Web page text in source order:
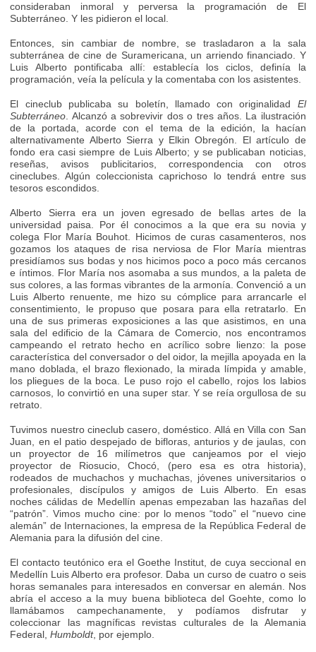
consideraban inmoral y perversa la programación de El
Subterráneo. Y les pidieron el local.
Entonces, sin cambiar de nombre, se trasladaron a la sala
subterránea de cine de Suramericana, un arriendo financiado. Y
Luis Alberto pontificaba allí: establecía los ciclos, definía la
programación, veía la película y la comentaba con los asistentes.
El cineclub publicaba su boletín, llamado con originalidad El
Subterráneo . Alcanzó a sobrevivir dos o tres años. La ilustración
de la portada, acorde con el tema de la edición, la hacían
alternativamente Alberto Sierra y Elkin Obregón. El artículo de
fondo era casi siempre de Luis Alberto; y se publicaban noticias,
reseñas, avisos publicitarios, correspondencia con otros
cineclubes. Algún coleccionista caprichoso lo tendrá entre sus
tesoros escondidos.
Alberto Sierra era un joven egresado de bellas artes de la
universidad paisa. Por él conocimos a la que era su novia y
colega Flor María Bouhot. Hicimos de curas casamenteros, nos
gozamos los ataques de risa nerviosa de Flor María mientras
presidíamos sus bodas y nos hicimos poco a poco más cercanos
e íntimos. Flor María nos asomaba a sus mundos, a la paleta de
sus colores, a las formas vibrantes de la armonía. Convenció a un
Luis Alberto renuente, me hizo su cómplice para arrancarle el
consentimiento, le propuso que posara para ella retratarlo. En
una de sus primeras exposiciones a las que asistimos, en una
sala del edificio de la Cámara de Comercio, nos encontramos
campeando el retrato hecho en acrílico sobre lienzo: la pose
característica del conversador o del oidor, la mejilla apoyada en la
mano doblada, el brazo flexionado, la mirada límpida y amable,
los pliegues de la boca. Le puso rojo el cabello, rojos los labios
carnosos, lo convirtió en una super star. Y se reía orgullosa de su
retrato.
Tuvimos nuestro cineclub casero, doméstico. Allá en Villa con San
Juan, en el patio despejado de bifloras, anturios y de jaulas, con
un proyector de 16 milímetros que canjeamos por el viejo
proyector de Riosucio, Chocó, (pero esa es otra historia),
rodeados de muchachos y muchachas, jóvenes universitarios o
profesionales, discípulos y amigos de Luis Alberto. En esas
noches cálidas de Medellín apenas empezaban las hazañas del
“patrón”. Vimos mucho cine: por lo menos “todo” el “nuevo cine
alemán” de Internaciones, la empresa de la República Federal de
Alemania para la difusión del cine.
El contacto teutónico era el Goethe Institut, de cuya seccional en
Medellín Luis Alberto era profesor. Daba un curso de cuatro o seis
horas semanales para interesados en conversar en alemán. Nos
abría el acceso a la muy buena biblioteca del Goehte, como lo
llamábamos campechanamente, y podíamos disfrutar y
coleccionar las magníficas revistas culturales de la Alemania
Federal, Humboldt, por ejemplo.